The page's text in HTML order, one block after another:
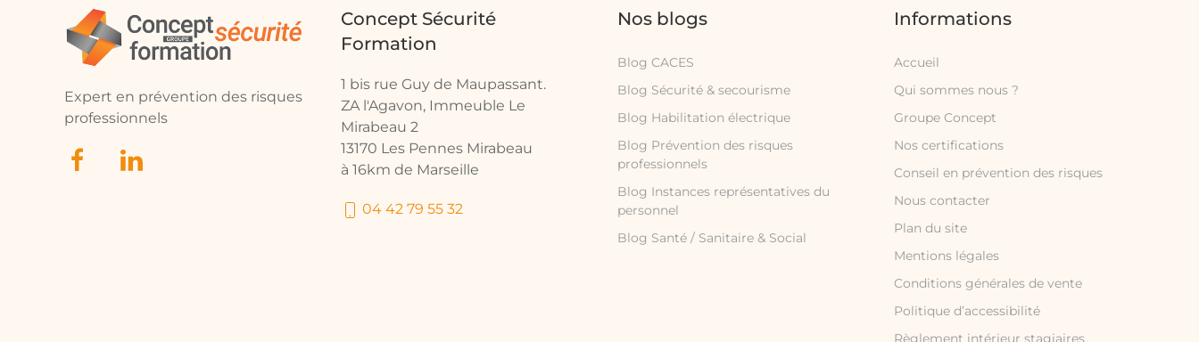
Expert en prévention des risques
professionnels
Concept Sécurité
Formation
1 bis rue Guy de Maupassant.
ZA l'Agavon, Immeuble Le
Mirabeau 2
13170 Les Pennes Mirabeau
à 16km de Marseille
04 42 79 55 32
Nos blogs
Blog CACES
Blog Sécurité & secourisme
Blog Habilitation électrique
Blog Prévention des risques
professionnels
Blog Instances représentatives du
personnel
Blog Santé / Sanitaire & Social
Informations
Accueil
Qui sommes nous ?
Groupe Concept
Nos certifications
Conseil en prévention des risques
Nous contacter
Plan du site
Mentions légales
Conditions générales de vente
Politique d’accessibilité
Règlement intérieur stagiaires